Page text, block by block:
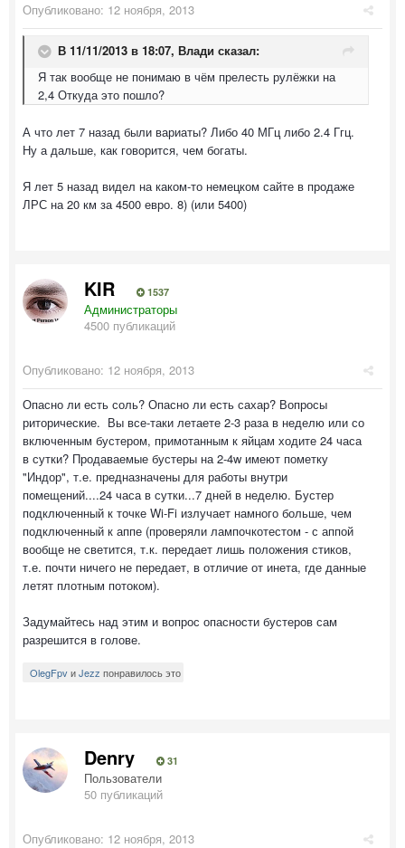
Опубликовано: 12 ноября, 2013
В 11/11/2013 в 18:07, Влади сказал:
Я так вообще не понимаю в чём прелесть рулёжки на
2,4 Откуда это пошло?
А что лет 7 назад были вариаты? Либо 40 МГц либо 2.4 Ггц.
Ну а дальше, как говорится, чем богаты.
Я лет 5 назад видел на каком-то немецком сайте в продаже
ЛРС на 20 км за 4500 евро. 8) (или 5400)
KIR 1537
Администраторы
4500 публикаций
Опубликовано: 12 ноября, 2013
Опасно ли есть соль? Опасно ли есть сахар? Вопросы
риторические. Вы все-таки летаете 2-3 раза в неделю или со
включенным бустером, примотанным к яйцам ходите 24 часа
в сутки? Продаваемые бустеры на 2-4w имеют пометку
"Индор", т.е. предназначены для работы внутри
помещений....24 часа в сутки...7 дней в неделю. Бустер
подключенный к точке Wi-Fi излучает намного больше, чем
подключенный к аппе (проверяли лампочкотестом - с аппой
вообще не светится, т.к. передает лишь положения стиков,
т.е. почти ничего не передает, в отличие от инета, где данные
летят плотным потоком).
Задумайтесь над этим и вопрос опасности бустеров сам
разрешится в голове.
OlegFpvиJezz понравилось это
Denry 31
Пользователи
50 публикаций
Опубликовано: 12 ноября, 2013